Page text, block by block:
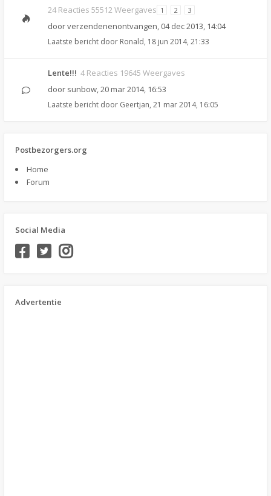
24 Reacties 55512 Weergaves 1 2 3
doorverzendenenontvangen, 04 dec 2013, 14:04
Laatste bericht door Ronald, 18 jun 2014, 21:33
Lente!!! 4 Reacties 19645 Weergaves
door sunbow,20 mar 2014, 16:53
Laatste bericht door Geertjan, 21 mar 2014, 16:05
Postbezorgers.org
Home
Forum
Social Media
Advertentie